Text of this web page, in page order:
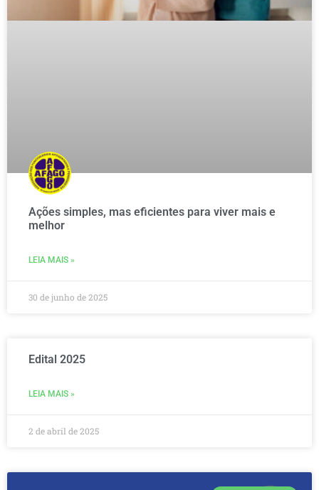
Ações simples, mas eficientes para viver mais e
melhor
LEIA MAIS »
30 de junho de 2025
Edital 2025
LEIA MAIS »
2 de abril de 2025